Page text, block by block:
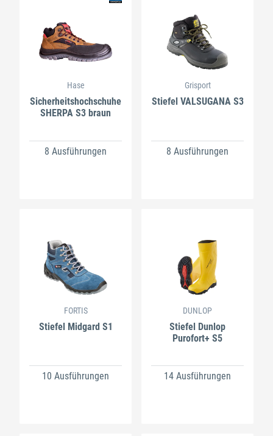
Hase
Sicherheitshochschuhe
SHERPA S3 braun
8 Ausführungen
Grisport
Stiefel VALSUGANA S3
8 Ausführungen
FORTIS
Stiefel Midgard S1
10 Ausführungen
DUNLOP
Stiefel Dunlop
Purofort+ S5
14 Ausführungen